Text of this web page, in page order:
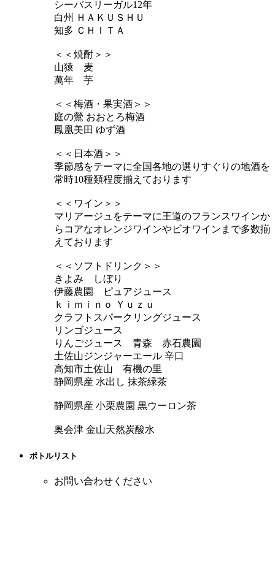
シーバスリーガル12年
白州 ＨＡＫＵＳＨＵ
知多 ＣＨＩＴＡ
＜＜焼酎＞＞
山猿 麦
萬年 芋
＜＜梅酒・果実酒＞＞
庭の鶯 おおとろ梅酒
鳳凰美田 ゆず酒
＜＜日本酒＞＞
季節感をテーマに全国各地の選りすぐりの地酒を
常時10種類程度揃えております
＜＜ワイン＞＞
マリアージュをテーマに王道のフランスワインか
らコアなオレンジワインやビオワインまで多数揃
えております
＜＜ソフトドリンク＞＞
きよみ しぼり
伊藤農園 ピュアジュース
ｋｉｍｉｎｏ Ｙｕｚｕ
クラフトスパークリングジュース
リンゴジュース
りんごジュース 青森 赤石農園
土佐山ジンジャーエール 辛口
高知市土佐山 有機の里
静岡県産 水出し 抹茶緑茶
静岡県産 小栗農園 黒ウーロン茶
奥会津 金山天然炭酸水
ボトルリスト
お問い合わせください